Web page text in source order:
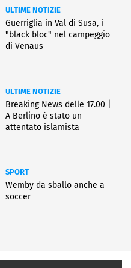
ULTIME NOTIZIE
Guerriglia in Val di Susa, i
"black bloc" nel campeggio
di Venaus
ULTIME NOTIZIE
Breaking News delle 17.00 |
A Berlino è stato un
attentato islamista
SPORT
Wemby da sballo anche a
soccer